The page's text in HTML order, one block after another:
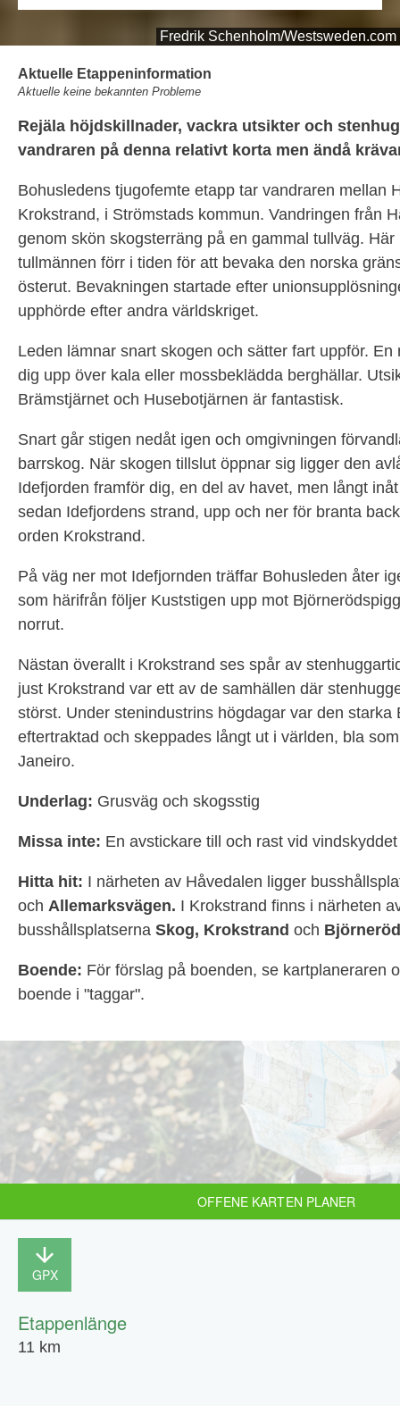
Fredrik Schenholm/Westsweden.com
Aktuelle Etappeninformation
Aktuelle keine bekannten Probleme
Rejäla höjdskillnader, vackra utsikter och
vandraren på denna relativt korta men ändå
Bohusledens tjugofemte etapp tar vandraren mellan
Krokstrand, i Strömstads kommun. Vandringen från
genom skön skogsterräng på en gammal tullväg. Här
tullmännen förr i tiden för att bevaka den norska
österut. Bevakningen startade efter
upphörde efter andra världskriget.
Leden lämnar snart skogen och sätter fart uppför. En
dig upp över kala eller mossbeklädda berghällar.
Brämstjärnet och Husebotjärnen är fantastisk.
Snart går stigen nedåt igen och omgivningen
barrskog. När skogen tillslut öppnar sig ligger den
Idefjorden framför dig, en del av havet, men långt
sedan Idefjordens strand, upp och ner för branta
orden Krokstrand.
På väg ner mot Idefjornden träffar Bohusleden åter
som härifrån följer Kuststigen upp mot
norrut.
Nästan överallt i Krokstrand ses spår av
just Krokstrand var ett av de samhällen där
störst. Under stenindustrins högdagar var den starka
eftertraktad och skeppades långt ut i världen, bla
Janeiro.
Underlag: Grusväg och skogsstig
Missa inte: En avstickare till och rast vid
Hitta hit: I närheten av Håvedalen ligger
och Allemarksvägen. I Krokstrand finns i närheten
busshållsplatserna Skog, Krokstrand och
Boende: För förslag på boenden, se kartplaneraren
boende i "taggar".
OFFENE KARTEN PLANER
GPX
Etappenlänge
11 km